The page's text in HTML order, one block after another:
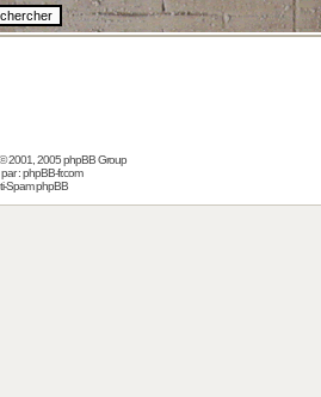
2001, 2005 phpBB Group
:phpBB-fr.com
Spam phpBB